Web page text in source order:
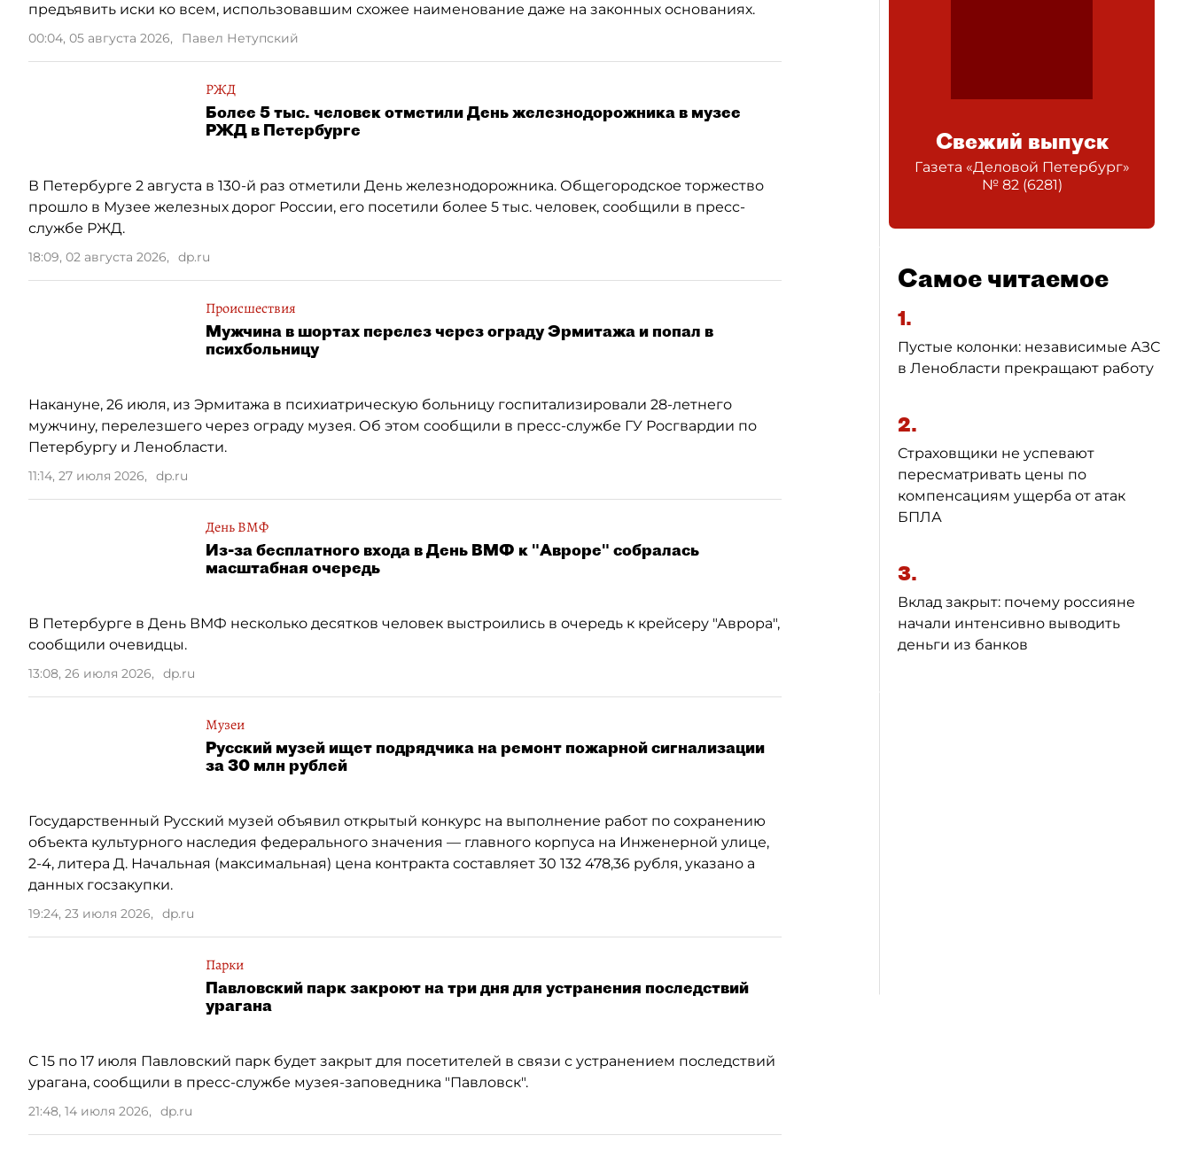
предъявить иски ко всем, использовавшим схожее наименование даже на законных основаниях.
00:04, 05 августа 2026, Павел Нетупский
РЖД
Более 5 тыс. человек отметили День железнодорожника в музее
РЖД в Петербурге
В Петербурге 2 августа в 130-й раз отметили День железнодорожника. Общегородское торжество
прошло в Музее железных дорог России, его посетили более 5 тыс. человек, сообщили в пресс-
службе РЖД.
18:09, 02 августа 2026, dp.ru
Происшествия
Мужчина в шортах перелез через ограду Эрмитажа и попал в
психбольницу
Накануне, 26 июля, из Эрмитажа в психиатрическую больницу госпитализировали 28-летнего
мужчину, перелезшего через ограду музея. Об этом сообщили в пресс-службе ГУ Росгвардии по
Петербургу и Ленобласти.
11:14, 27 июля 2026, dp.ru
День ВМФ
Из-за бесплатного входа в День ВМФ к "Авроре" собралась
масштабная очередь
В Петербурге в День ВМФ несколько десятков человек выстроились в очередь к крейсеру "Аврора",
сообщили очевидцы.
13:08, 26 июля 2026, dp.ru
Музеи
Русский музей ищет подрядчика на ремонт пожарной сигнализации
за 30 млн рублей
Государственный Русский музей объявил открытый конкурс на выполнение работ по сохранению
объекта культурного наследия федерального значения — главного корпуса на Инженерной улице,
2-4, литера Д. Начальная (максимальная) цена контракта составляет 30 132 478,36 рубля, указано а
данных госзакупки.
19:24, 23 июля 2026, dp.ru
Парки
Павловский парк закроют на три дня для устранения последствий
урагана
С 15 по 17 июля Павловский парк будет закрыт для посетителей в связи с устранением последствий
урагана, сообщили в пресс-службе музея-заповедника "Павловск".
21:48, 14 июля 2026, dp.ru
Свежий выпуск
Газета «Деловой Петербург»
№ 82(6281)
Самое читаемое
1.
Пустые колонки: независимые АЗС
в Ленобласти прекращают работу
2.
Страховщики не успевают
пересматривать цены по
компенсациям ущерба от атак
БПЛА
3.
Вклад закрыт: почему россияне
начали интенсивно выводить
деньги из банков